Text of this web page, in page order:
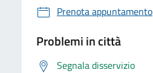
Prenota appuntamento
Problemi in città
Segnala disservizio